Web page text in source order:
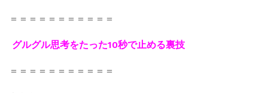
＝＝＝＝＝＝＝＝＝＝＝
グルグル思考をたった10秒で止める裏技
＝＝＝＝＝＝＝＝＝＝＝